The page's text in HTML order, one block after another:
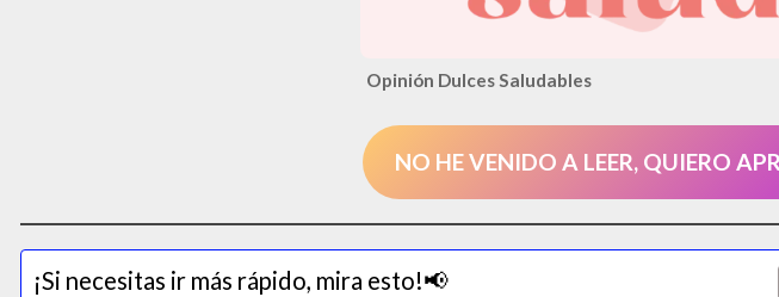
Opinión Dulces Saludables
NO HE VENIDO A LEER, QUIERO
¡Si necesitas ir más rápido, mira esto!📢​